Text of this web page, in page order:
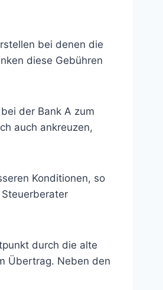
bei denen die
diese Gebühren
der Bank A zum
auch ankreuzen,
Konditionen, so
durch die alte
Übertrag. Neben den